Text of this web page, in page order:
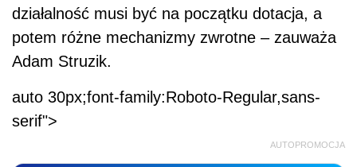
działalność musi być na początku dotacja, a
potem różne mechanizmy zwrotne – zauważa
Adam Struzik.
auto 30px;font-family:Roboto-Regular,sans-
serif">
AUTOPROMOCJA